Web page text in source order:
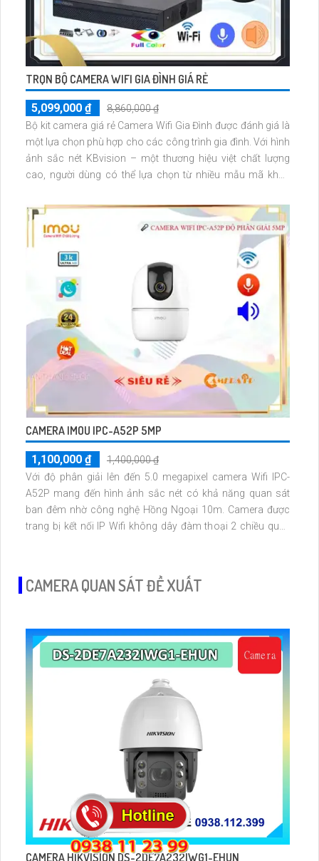
TRỌN BỘ CAMERA WIFI GIA ĐÌNH GIÁ RẺ
5,099,000 ₫
8,860,000 ₫
Bộ kit camera giá rẻ Camera Wifi Gia Đình được đánh giá là
một lựa chọn phù hợp cho các công trình gia đình. Với hình
ảnh sắc nét KBvision – một thương hiệu việt chất lượng
cao, người dùng có thể lựa chọn từ nhiều mẫu mã khác
ngày và đêm, với độ phân giải 2.0 MP
CAMERA IMOU IPC-A52P 5MP
1,100,000 ₫
1,400,000 ₫
Với độ phân giải lên đến 5.0 megapixel camera Wifi IPC-
A52P mang đến hình ảnh sắc nét có khả năng quan sát
ban đêm nhờ công nghệ Hồng Ngoại 10m. Camera được
trang bị kết nối IP Wifi không dây đàm thoại 2 chiều quay
CAMERA QUAN SÁT ĐỀ XUẤT
CAMERA HIKVISION DS-2DE7A232IWG1-EHUN